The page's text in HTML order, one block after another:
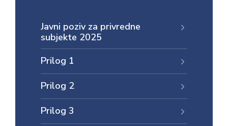
Javni poziv za privredne
subjekte 2025
Prilog 1
Prilog 2
Prilog 3